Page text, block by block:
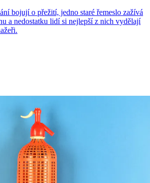
bojují o přežití, jedno staré řemeslo zažívá
a nedostatku lidí si nejlepší z nich vydělají